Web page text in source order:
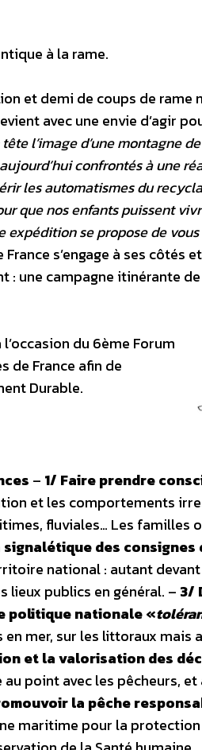
à la rame.
et demi de coups de rame
avec une envie d’agir
l’image d’une montagne
confrontés à une
les automatismes du
que nos enfants puissent
expédition se propose de
s’engage à ses côtés
: une campagne itinérante
du 6ème Forum
de France afin de
Durable.
– 1/ Faire prendre
et les comportements
fluviales… Les familles
des consignes
national : autant
lieux publics en général. – 3/
politique nationale «
mer, sur les littoraux mais
et la valorisation des
point avec les pêcheurs,
la pêche
maritime pour la